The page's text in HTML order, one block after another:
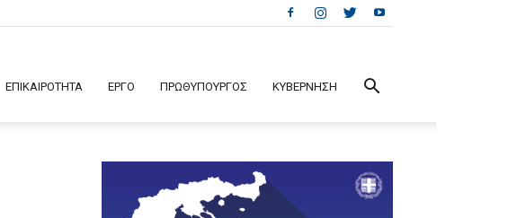
ΕΠΙΚΑΙΡΟΤΗΤΑ ΕΡΓΟ ΠΡΩΘΥΠΟΥΡΓΟΣ ΚΥΒΕΡΝΗΣΗ